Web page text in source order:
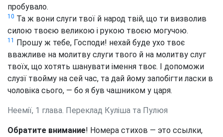
пробувало.
10 Та ж вони слуги твої й народ твій, що ти визволив
силою твоєю великою і рукою твоєю могучою.
11 Прошу ж тебе, Господи! нехай буде ухо твоє
вважливе на молитву слуги твого й на молитву слуг
твоїх, що хотять шанувати імення твоє. І допоможи
слузї твойму на сей час, та дай йому запобігти ласки в
чоловіка сього, — бо я був чашником у царя.
Неемії, 1 глава. Переклад Куліша та Пулюя
Обратите внимание! Номера стихов — это ссылки,